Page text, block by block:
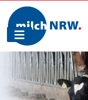
Navigation
ein-/ausblenden